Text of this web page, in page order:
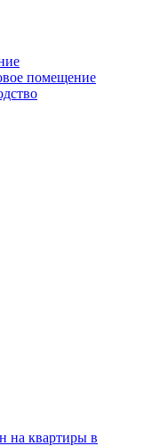
помещение
на квартиры в